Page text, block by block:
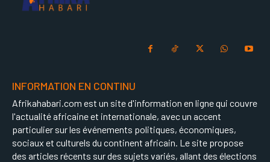
INFORMATION EN CONTINU
Afrikahabari.com est un site d'information en ligne qui couvre
l'actualité africaine et internationale, avec un accent
particulier sur les événements politiques, économiques,
sociaux et culturels du continent africain. Le site propose
des articles récents sur des sujets variés, allant des élections